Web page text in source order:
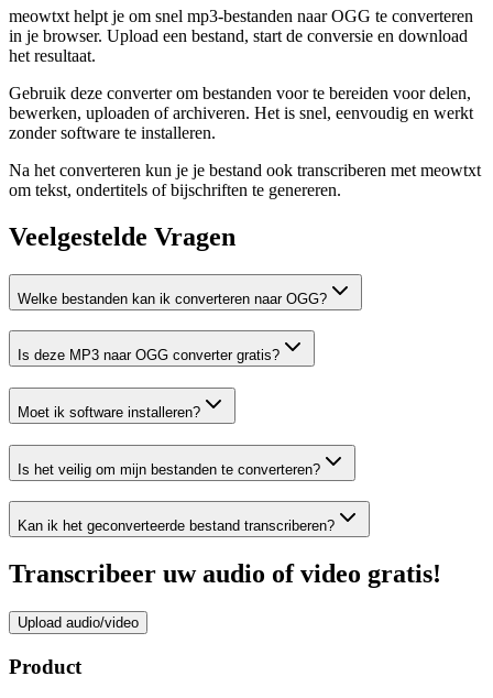
meowtxt helpt je om snel mp3-bestanden naar OGG te converteren
in je browser. Upload een bestand, start de conversie en download
het resultaat.
Gebruik deze converter om bestanden voor te bereiden voor delen,
bewerken, uploaden of archiveren. Het is snel, eenvoudig en werkt
zonder software te installeren.
Na het converteren kun je je bestand ook transcriberen met meowtxt
om tekst, ondertitels of bijschriften te genereren.
Veelgestelde Vragen
Welke bestanden kan ik converteren naar OGG?
Is deze MP3 naar OGG converter gratis?
Moet ik software installeren?
Is het veilig om mijn bestanden te converteren?
Kan ik het geconverteerde bestand transcriberen?
Transcribeer uw audio of video gratis!
Upload audio/video
Product